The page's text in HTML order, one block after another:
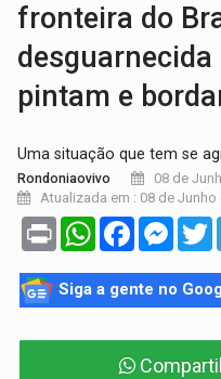
fronteira do
pintam e
Uma situação que tem se
Rondoniaovivo
08 de
Atualizada em : 08 de Junho
Print WhatsAppFacebook
Siga a gente no